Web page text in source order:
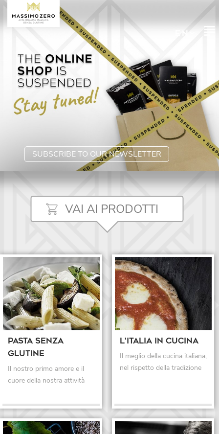
SUBSCRIBE TO OUR NEWSLETTER
VAI AI PRODOTTI
Pasta senza
glutine
Il nostro primo amore e il
cuore della nostra attività
L'italia in cucina
Il meglio della cucina italiana,
nel rispetto della tradizione